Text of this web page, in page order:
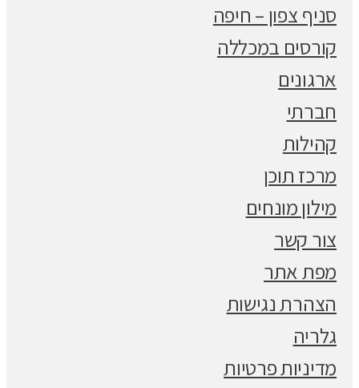
סניף צפון – חיפה
קורסים במכללה
ארגונים
חברתי
קהילות
מרכז תוכן
מילון מונחים
צור קשר
מפת אתר
הצהרת נגישות
גלריה
מדיניות פרטיות